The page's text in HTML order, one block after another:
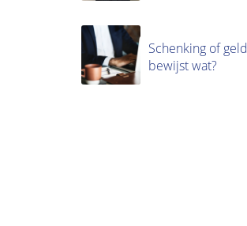
Schenking of
bewijst wat?